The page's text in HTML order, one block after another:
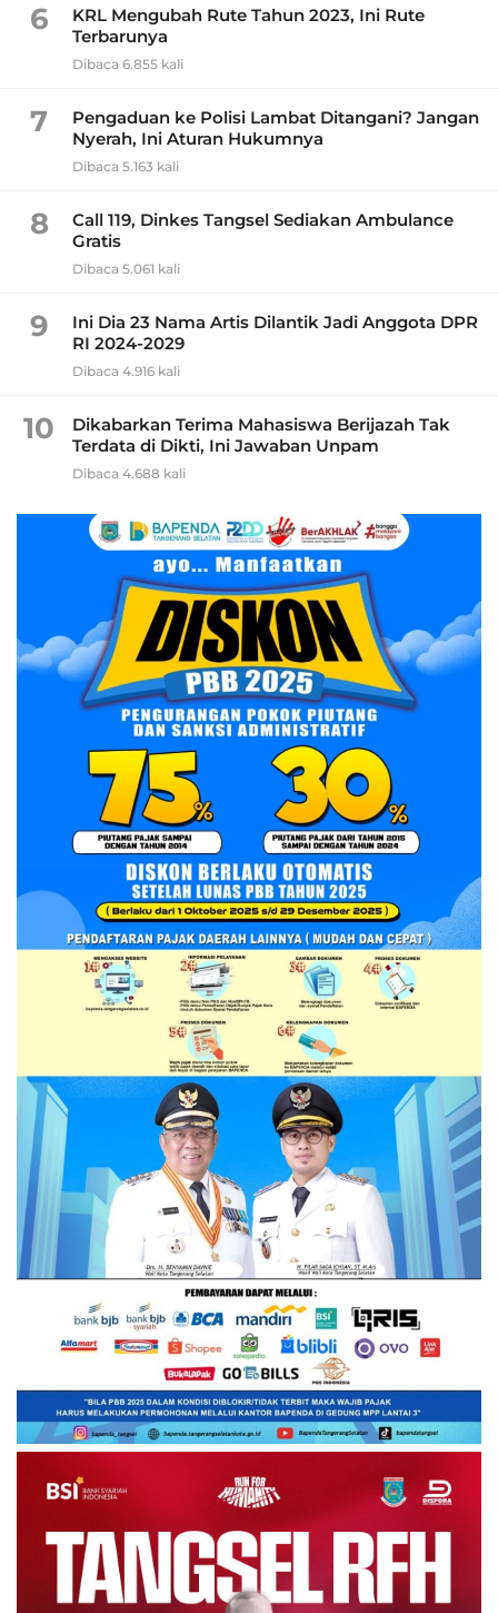
6
KRL Mengubah Rute Tahun 2023, Ini Rute
Terbarunya
Dibaca 6.855 kali
7
Pengaduan ke Polisi Lambat Ditangani? Jangan
Nyerah, Ini Aturan Hukumnya
Dibaca 5.163 kali
8
Call 119, Dinkes Tangsel Sediakan Ambulance
Gratis
Dibaca 5.061 kali
9
Ini Dia 23 Nama Artis Dilantik Jadi Anggota DPR
RI 2024-2029
Dibaca 4.916 kali
10
Dikabarkan Terima Mahasiswa Berijazah Tak
Terdata di Dikti, Ini Jawaban Unpam
Dibaca 4.688 kali